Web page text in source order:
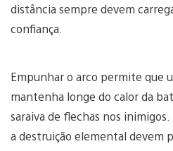
distância sempre devem
confiança.
Empunhar o arco permite que
mantenha longe do calor da
saraiva de flechas nos
a destruição elemental devem